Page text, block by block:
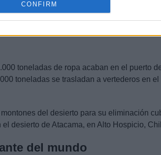
CONFIRM
toneladas de ropa acaban en el puerto
toneladas se trasladan a vertederos en el
del desierto para su eliminación
desierto de Atacama, en Alto Hospicio,
del mundo